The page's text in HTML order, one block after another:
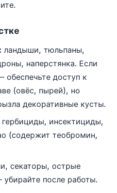
ландыши, тюльпаны,
наперстянка. Если
обеспечьте доступ к
(овёс, пырей), но
декоративные кусты.
гербициды, инсектициды,
(содержит теобромин,
секаторы, острые
после работы.